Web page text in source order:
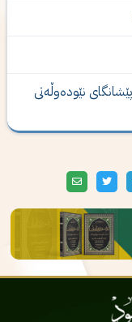
نێودەوڵەتی